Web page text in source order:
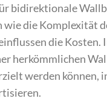
bidirektionale
wie die Komplexität
die
herkömmlichen
werden können,